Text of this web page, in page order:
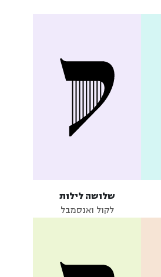
שלושה לילות
לקול ואנסמבל